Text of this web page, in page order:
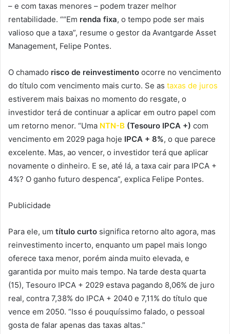
– e com taxas menores – podem trazer melhor
rentabilidade. ““Em renda fixa, o tempo pode ser mais
valioso que a taxa”, resume o gestor da Avantgarde Asset
Management, Felipe Pontes.
O chamado risco de reinvestimento ocorre no vencimento
do título com vencimento mais curto. Se as taxas de juros
estiverem mais baixas no momento do resgate, o
investidor terá de continuar a aplicar em outro papel com
um retorno menor. “Uma NTN-B (Tesouro IPCA +) com
vencimento em 2029 paga hoje IPCA + 8%, o que parece
excelente. Mas, ao vencer, o investidor terá que aplicar
novamente o dinheiro. E se, até lá, a taxa cair para IPCA +
4%? O ganho futuro despenca”, explica Felipe Pontes.
Publicidade
Para ele, um título curto significa retorno alto agora, mas
reinvestimento incerto, enquanto um papel mais longo
oferece taxa menor, porém ainda muito elevada, e
garantida por muito mais tempo. Na tarde desta quarta
(15), Tesouro IPCA + 2029 estava pagando 8,06% de juro
real, contra 7,38% do IPCA + 2040 e 7,11% do título que
vence em 2050. “Isso é pouquíssimo falado, o pessoal
gosta de falar apenas das taxas altas.”